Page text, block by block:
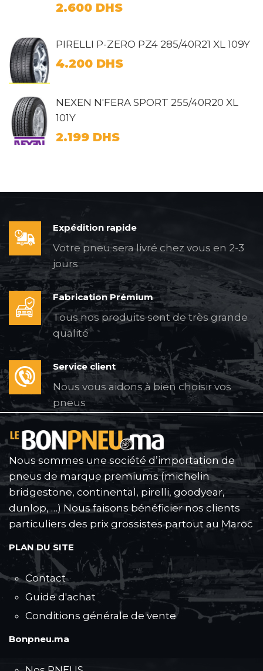
2.600 DHS
PIRELLI P-ZERO PZ4 285/40R21 XL 109Y
4.200 DHS
NEXEN N'FERA SPORT 255/40R20 XL
101Y
2.199 DHS
Expédition rapide
Votre pneu sera livré chez vous en 2-3
jours
Fabrication Prémium
Tous nos produits sont de très grande
qualité
Service client
Nous vous aidons à bien choisir vos
pneus
Nous sommes une société d’importation de
pneus de marque premiums (michelin
bridgestone, continental, pirelli, goodyear,
dunlop, …) Nous faisons bénéficier nos clients
particuliers des prix grossistes partout au Maroc
PLAN DU SITE
Contact
Guide d'achat
Conditions générale de vente
Bonpneu.ma